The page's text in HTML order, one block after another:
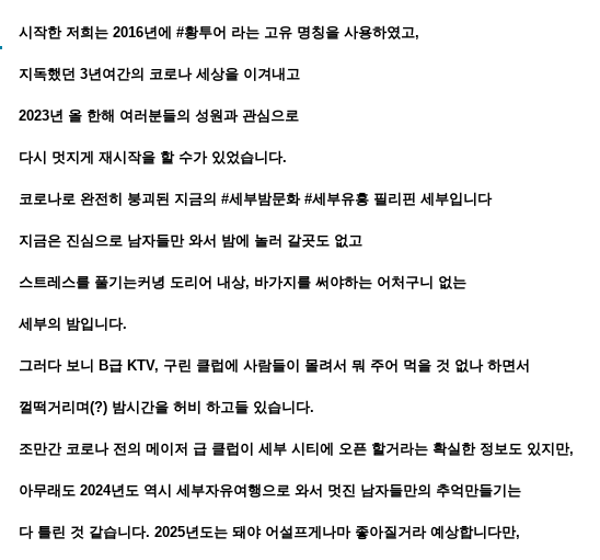
시작한 저희는 2016년에 #황투어 라는 고유 명칭을 사용하였고,
지독했던 3년여간의 코로나 세상을 이겨내고
2023년 올 한해 여러분들의 성원과 관심으로
다시 멋지게 재시작을 할 수가 있었습니다.
코로나로 완전히 붕괴된 지금의 #세부밤문화 #세부유흥 필리핀 세부입니다
지금은 진심으로 남자들만 와서 밤에 놀러 갈곳도 없고
스트레스를 풀기는커녕 도리어 내상, 바가지를 써야하는 어처구니 없는
세부의 밤입니다.
그러다 보니 B급 KTV, 구린 클럽에 사람들이 몰려서 뭐 주어 먹을 것 없나 하면서
껄떡거리며(?) 밤시간을 허비 하고들 있습니다.
조만간 코로나 전의 메이저 급 클럽이 세부 시티에 오픈 할거라는 확실한 정보도 있지만,
아무래도 2024년도 역시 세부자유여행으로 와서 멋진 남자들만의 추억만들기는
다 틀린 것 같습니다. 2025년도는 돼야 어설프게나마 좋아질거라 예상합니다만,